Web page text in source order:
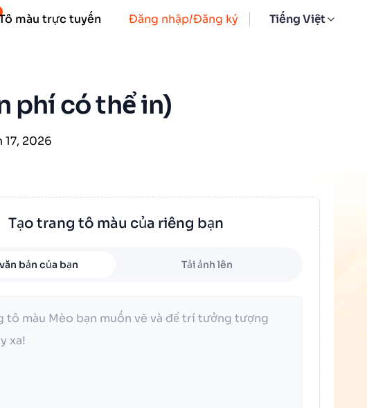
Đăng nhập/Đăng ký Tiếng Việt
màu trực tuyến
phí có thể in)
17, 2026
Tạo trang tô màu của riêng bạn
bản của bạn Tải ảnh lên